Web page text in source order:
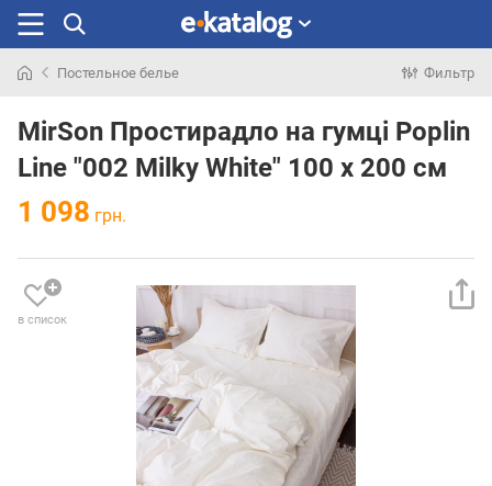
раньше
Постельное белье Фильтр
MirSon Простирадло на гумці Poplin
Line "002 Milky White" 100 х 200 см
1 098 грн.
в список